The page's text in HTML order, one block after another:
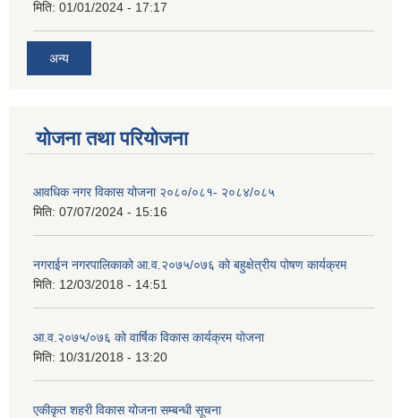
मिति: 01/01/2024 - 17:17
अन्य
योजना तथा परियोजना
आवधिक नगर विकास योजना २०८०/०८१- २०८४/०८५
मिति: 07/07/2024 - 15:16
नगराईन नगरपालिकाको आ.व.२०७५/०७६ को बहुक्षेत्रीय पोषण कार्यक्रम
मिति: 12/03/2018 - 14:51
आ.व.२०७५/०७६ को वार्षिक विकास कार्यक्रम योजना
मिति: 10/31/2018 - 13:20
एकीकृत शहरी विकास योजना सम्बन्धी सूचना